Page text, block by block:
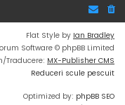
Flat Style by Ian Bradley
Software © phpBB Limited
Traducere: MX-Publisher CMS
Reduceri scule pescuit
Optimized by: phpBB SEO